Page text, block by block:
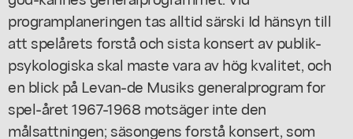
programplaneringen tas alltid särski Id hänsyn till
att spelårets forstå och sista konsert av publik-
psykologiska skal maste vara av hög kvalitet, och
en blick på Levan-de Musiks generalprogram for
spel-året 1967-1968 motsäger inte den
målsattningen; säsongens forstå konsert, som